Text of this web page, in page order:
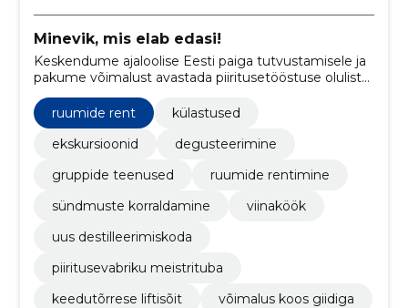
Minevik, mis elab edasi!
Keskendume ajaloolise Eesti paiga tutvustamisele ja
pakume võimalust avastada piiritusetööstuse olulist
rolli Moel ja riigis tervikuna.
ruumide rent
külastused
ekskursioonid
degusteerimine
gruppide teenused
ruumide rentimine
sündmuste korraldamine
viinaköök
uus destilleerimiskoda
piiritusevabriku meistrituba
keedutõrrese liftisõit
võimalus koos giidiga